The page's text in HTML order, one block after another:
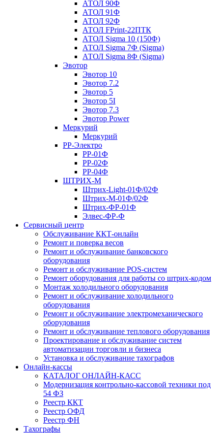
АТОЛ 90Ф
АТОЛ 91Ф
АТОЛ 92Ф
АТОЛ FPrint-22ПТК
АТОЛ Sigma 10 (150Ф)
АТОЛ Sigma 7Ф (Sigma)
АТОЛ Sigma 8Ф (Sigma)
Эвотор
Эвотор 10
Эвотор 7.2
Эвотор 5
Эвотор 5I
Эвотор 7.3
Эвотор Power
Меркурий
Меркурий
РР-Электро
РР-01Ф
РР-02Ф
РР-04Ф
ШТРИХ-М
Штрих-Light-01Ф/02Ф
Штрих-М-01Ф/02Ф
Штрих-ФР-01Ф
Элвес-ФР-Ф
Сервисный центр
Обслуживание ККТ-онлайн
Ремонт и поверка весов
Ремонт и обслуживание банковского
оборудования
Ремонт и обслуживание POS-систем
Ремонт оборудования для работы со штрих-кодом
Монтаж холодильного оборудования
Ремонт и обслуживание холодильного
оборудования
Ремонт и обслуживание электромеханического
оборудования
Ремонт и обслуживание теплового оборудования
Проектирование и обслуживание систем
автоматизации торговли и бизнеса
Установка и обслуживание тахографов
Онлайн-кассы
КАТАЛОГ ОНЛАЙН-КАСС
Модернизация контрольно-кассовой техники под
54 ФЗ
Реестр ККТ
Реестр ОФД
Реестр ФН
Тахографы